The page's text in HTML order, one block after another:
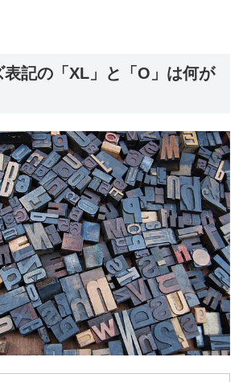
記の「XL」と「O」は何が